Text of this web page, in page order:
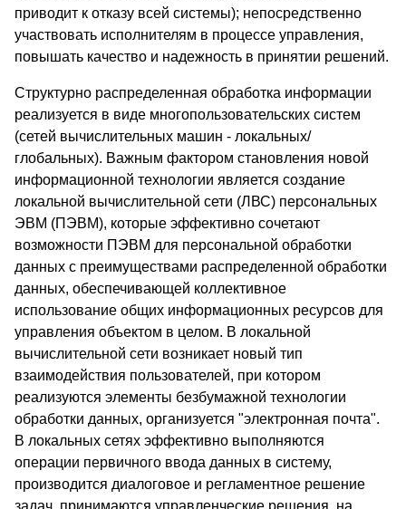
приводит к отказу всей системы); непосредственно
участвовать исполнителям в процессе управления,
повышать качество и надежность в принятии решений.
Структурно распределенная обработка информации
реализуется в виде многопользовательских систем
(сетей вычислительных машин - локальных/
глобальных). Важным фактором становления новой
информационной технологии является создание
локальной вычислительной сети (ЛВС) персональных
ЭВМ (ПЭВМ), которые эффективно сочетают
возможности ПЭВМ для персональной обработки
данных с преимуществами распределенной обработки
данных, обеспечивающей коллективное
использование общих информационных ресурсов для
управления объектом в целом. В локальной
вычислительной сети возникает новый тип
взаимодействия пользователей, при котором
реализуются элементы безбумажной технологии
обработки данных, организуется "электронная почта".
В локальных сетях эффективно выполняются
операции первичного ввода данных в систему,
производится диалоговое и регламентное решение
задач, принимаются управленческие решения, на